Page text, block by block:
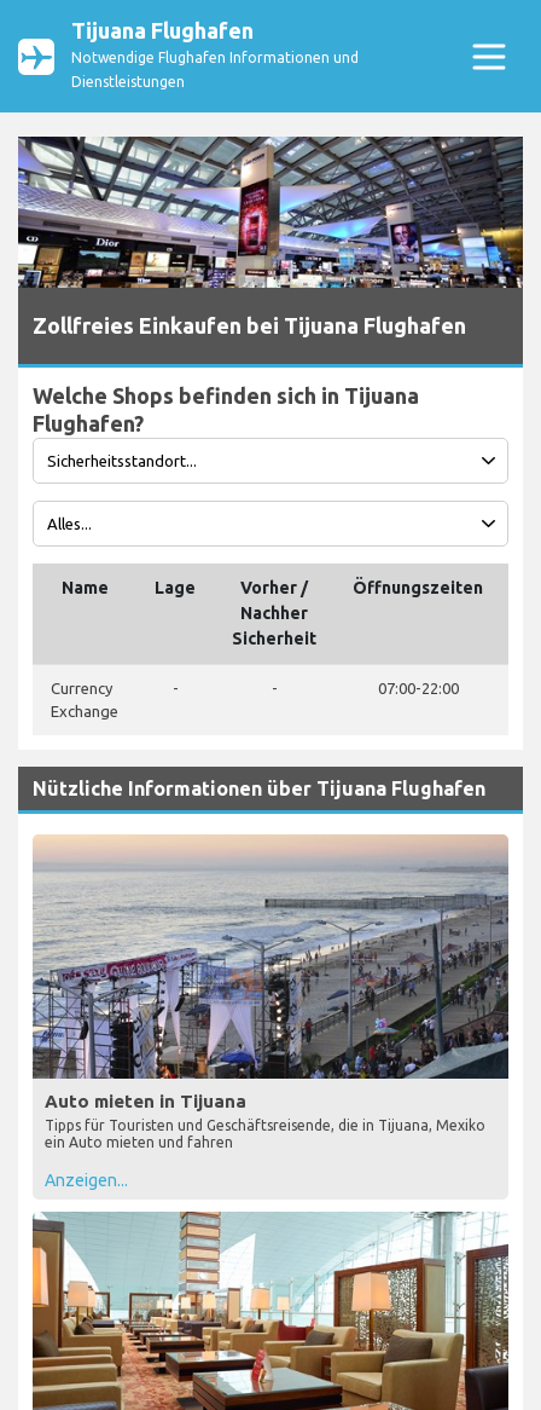
Tijuana Flughafen
Notwendige Flughafen Informationen und
Dienstleistungen
Zollfreies Einkaufen bei Tijuana Flughafen
Welche Shops befinden sich in Tijuana
Flughafen?
Name Lage
Vorher /
Nachher
Sicherheit
Öffnungszeiten
Currency
Exchange
- - 07:00-22:00
Nützliche Informationen über Tijuana Flughafen
Auto mieten in Tijuana
Tipps für Touristen und Geschäftsreisende, die in Tijuana, Mexiko
ein Auto mieten und fahren
Anzeigen...